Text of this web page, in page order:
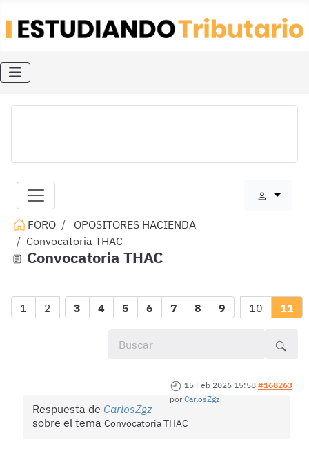
FORO
OPOSITORES HACIENDA
Convocatoria THAC
Convocatoria THAC
1 2 3 4 5 6 7 8 9 10 11
15 Feb 2026 15:58 #168263
porCarlosZgz
Respuesta de CarlosZgz
sobre el tema Convocatoria THAC